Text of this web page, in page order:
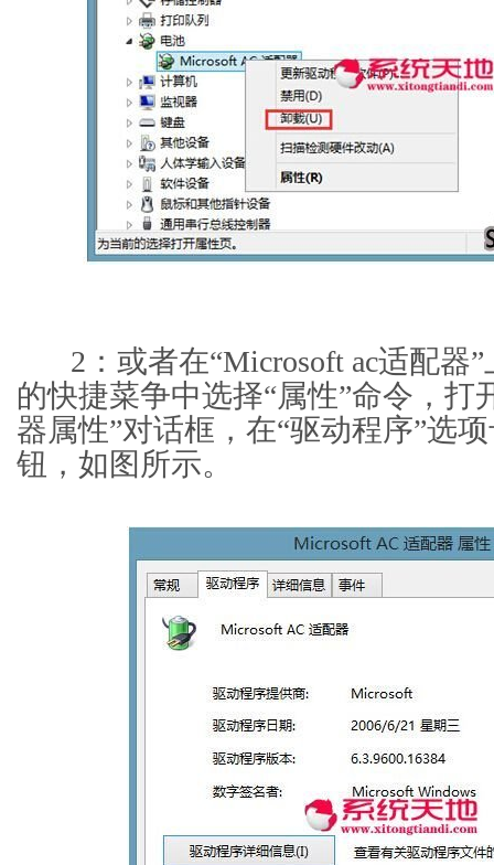
2：或者在“Microsoft ac适配器”
的快捷菜争中选择“属性”命令，打
器属性”对话框，在“驱动程序”选
钮，如图所示。